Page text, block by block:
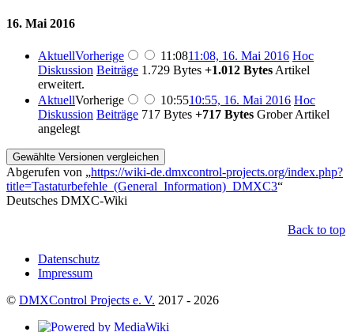
16. Mai 2016
AktuellVorherige 11:0811:08, 16. Mai 2016 Hoc
Diskussion Beiträge 1.729 Bytes +1.012 Bytes Artikel
erweitert.
AktuellVorherige 10:5510:55, 16. Mai 2016 Hoc
Diskussion Beiträge 717 Bytes +717 Bytes Grober Artikel
angelegt
Abgerufen von „https://wiki-de.dmxcontrol-projects.org/index.php?
title=Tastaturbefehle_(General_Information)_DMXC3“
Deutsches DMXC-Wiki
Back to top
Datenschutz
Impressum
© DMXControl Projects e. V. 2017 - 2026